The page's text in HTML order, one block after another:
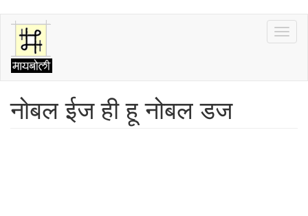
Skip
main
content
नोबल ईज ही हू नोबल डज